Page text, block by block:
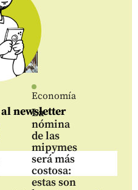
Economía
La
nómina
de las
mipymes
será más
costosa:
estas son
al newsletter